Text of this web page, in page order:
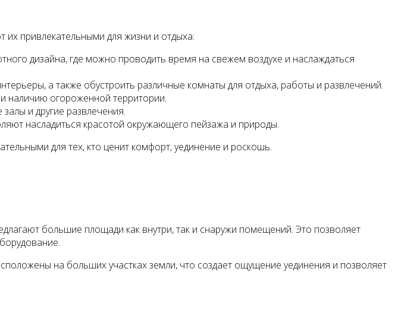
привлекательными для жизни и отдыха:
дизайна, где можно проводить время на свежем воздухе и наслаждаться
а также обустроить различные комнаты для отдыха, работы и развлечений.
наличию огороженной территории.
и другие развлечения.
насладиться красотой окружающего пейзажа и природы.
для тех, кто ценит комфорт, уединение и роскошь.
большие площади как внутри, так и снаружи помещений. Это позволяет
на больших участках земли, что создает ощущение уединения и позволяет